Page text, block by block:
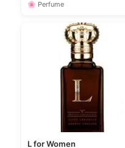
🌸 Perfume
L for Women